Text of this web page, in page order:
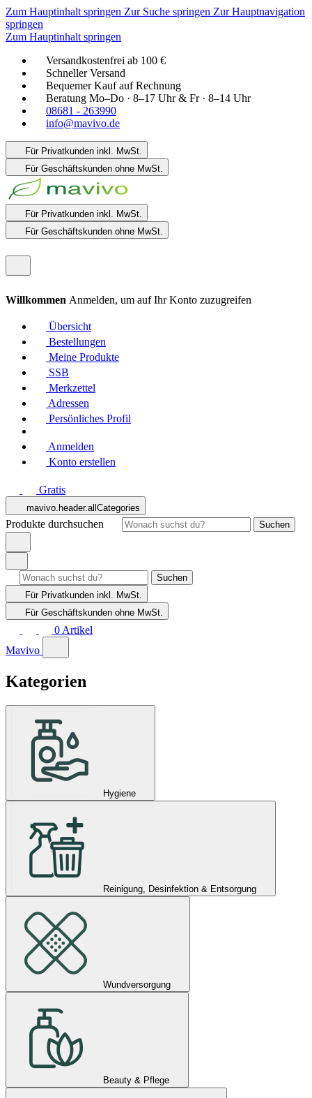
Zum Hauptinhalt springen Zur Suche springen Zur Hauptnavigation
springen
Zum Hauptinhalt springen
Versandkostenfrei ab 100 €
Schneller Versand
Bequemer Kauf auf Rechnung
Beratung Mo–Do · 8–17 Uhr & Fr · 8–14 Uhr
08681 - 263990
info@mavivo.de
Für Privatkunden inkl. MwSt.
Für Geschäftskunden ohne MwSt.
Für Privatkunden inkl. MwSt.
Für Geschäftskunden ohne MwSt.
Willkommen Anmelden, um auf Ihr Konto zuzugreifen
Übersicht
Bestellungen
Meine Produkte
SSB
Merkzettel
Adressen
Persönliches Profil
Anmelden
Konto erstellen
Gratis
mavivo.header.allCategories
Produkte durchsuchen Suchen
Suchen
Für Privatkunden inkl. MwSt.
Für Geschäftskunden ohne MwSt.
0 Artikel
Mavivo
Kategorien
Hygiene
Reinigung, Desinfektion & Entsorgung
Wundversorgung
Beauty & Pflege